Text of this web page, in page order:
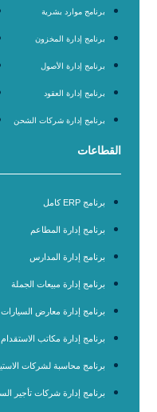
برنامج موارد بشرية
برنامج إدارة المخزون
برنامج إدارة الأصول
برنامج إدارة العقود
برنامج إدارة شركات الشحن
القطاعات
برنامج ERP كامل
برنامج إدارة المطاعم
برنامج إدارة المدارس
برنامج إدارة مبيعات الجملة
برنامج إدارة معارض السيارات
برنامج إدارة مكاتب الاستقدام
برنامج محاسبة لشركات
برنامج إدارة شركات تأجير